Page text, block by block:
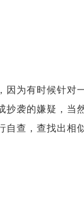
因为有时候针对
抄袭的嫌疑，当
自查，查找出相